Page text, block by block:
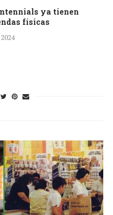
ya tienen
físicas